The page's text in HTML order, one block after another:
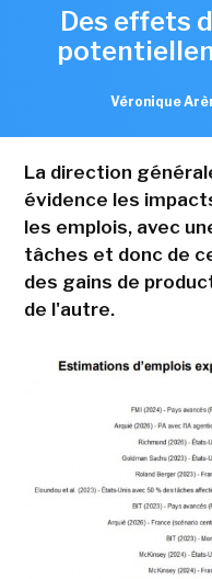
Des effets
Véronique
La direction
évidence les
les emplois, avec
tâches et donc de
des gains de
de l'autre.